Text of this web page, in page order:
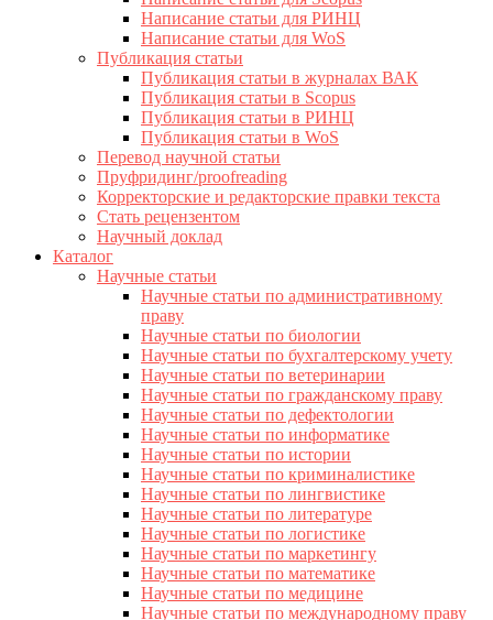
Написание статьи для РИНЦ
Написание статьи для WoS
Публикация статьи
Публикация статьи в журналах ВАК
Публикация статьи в Scopus
Публикация статьи в РИНЦ
Публикация статьи в WoS
Перевод научной статьи
Пруфридинг/proofreading
Корректорские и редакторские правки текста
Стать рецензентом
Научный доклад
Каталог
Научные статьи
Научные статьи по административному
праву
Научные статьи по биологии
Научные статьи по бухгалтерскому учету
Научные статьи по ветеринарии
Научные статьи по гражданскому праву
Научные статьи по дефектологии
Научные статьи по информатике
Научные статьи по истории
Научные статьи по криминалистике
Научные статьи по лингвистике
Научные статьи по литературе
Научные статьи по логистике
Научные статьи по маркетингу
Научные статьи по математике
Научные статьи по медицине
Научные статьи по международному праву